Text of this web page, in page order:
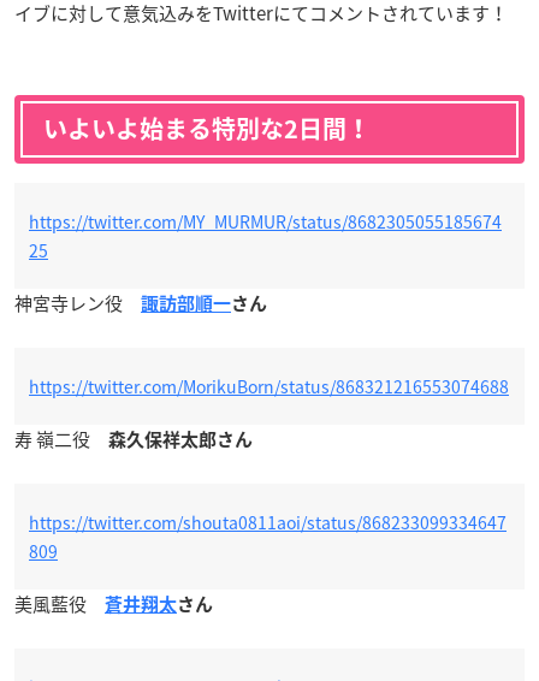
イブに対して意気込みをTwitterにてコメントされています！
いよいよ始まる特別な2日間！
https://twitter.com/MY_MURMUR/status/8682305055185674
25
神宮寺レン役 諏訪部順一さん
https://twitter.com/MorikuBorn/status/868321216553074688
寿 嶺二役 森久保祥太郎さん
https://twitter.com/shouta0811aoi/status/868233099334647
809
美風藍役 蒼井翔太さん